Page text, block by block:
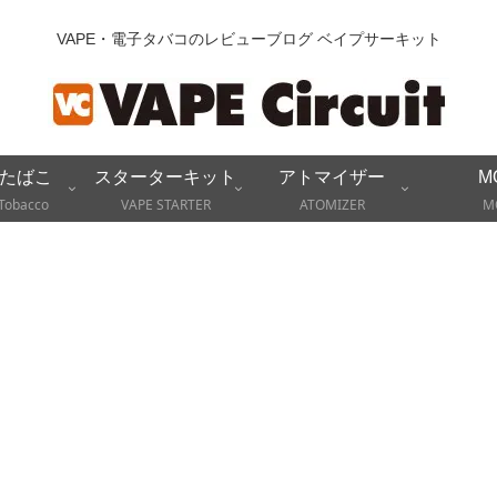
VAPE・電子タバコのレビューブログ ベイプサーキット
ばこ
スターターキット
VAPE STARTER
アトマイザー
ATOMIZER